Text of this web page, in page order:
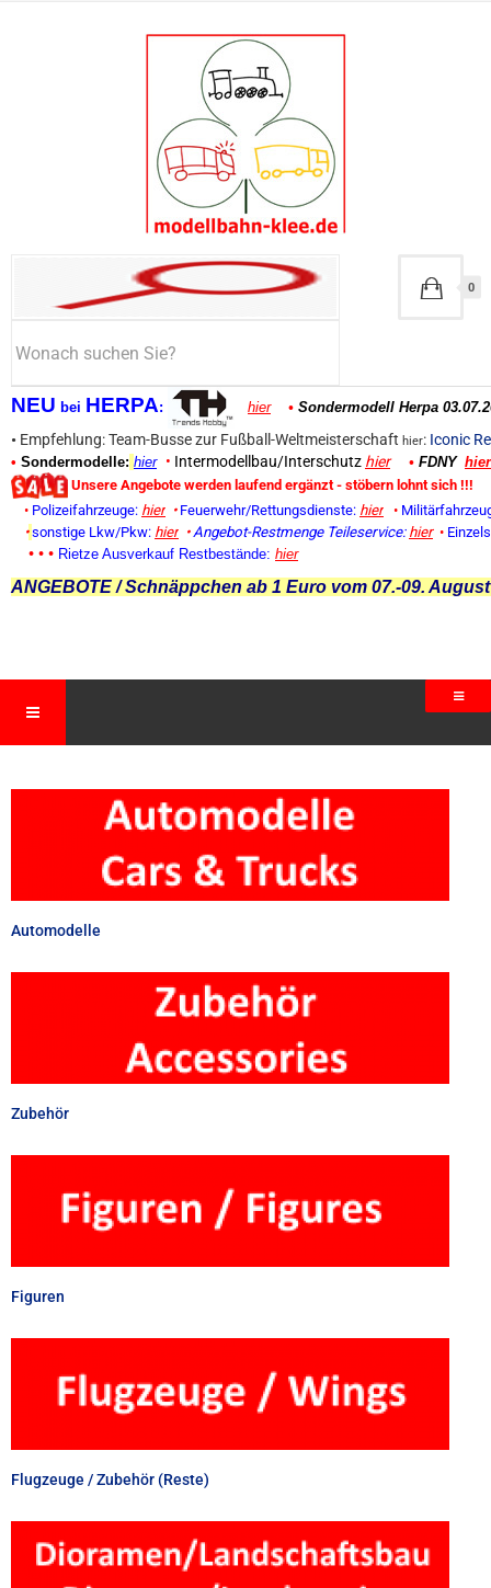
NEU bei HERPA: hier • Sondermodell Herpa
• Empfehlung: Team-Busse zur Fußball-Weltmeisterschaft hier: Iconic
• Sondermodelle: hier • Intermodellbau/Interschutz hier • FDNY hier
Unsere Angebote werden laufend ergänzt - stöbern lohnt sich !!!
• Polizeifahrzeuge: hier • Feuerwehr/Rettungsdienste: hier •
• sonstige Lkw/Pkw: hier • Angebot-Restmenge Teileservice: hier •
• • • Rietze Ausverkauf Restbestände: hier
ANGEBOTE / Schnäppchen ab 1 Euro vom 07.-09.
0
Automodelle
Zubehör
Figuren
Flugzeuge / Zubehör (Reste)